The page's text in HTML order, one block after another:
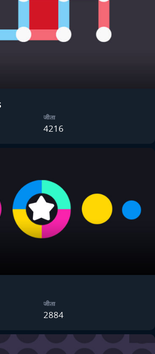
जीता
4216
जीता
2884